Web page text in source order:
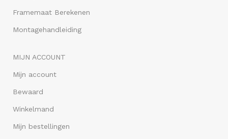
Framemaat Berekenen
Montagehandleiding
MIJN ACCOUNT
Mijn account
Bewaard
Winkelmand
Mijn bestellingen